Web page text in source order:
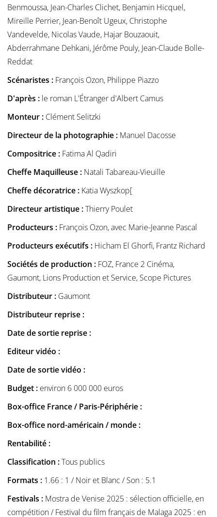
Benmoussa, Jean-Charles Clichet, Benjamin Hicquel,
Mireille Perrier, Jean-Benoît Ugeux, Christophe
Vandevelde, Nicolas Vaude, Hajar Bouzaouit,
Abderrahmane Dehkani, Jérôme Pouly, Jean-Claude Bolle-
Reddat
Scénaristes : François Ozon, Philippe Piazzo
D'après : le roman L'Étranger d'Albert Camus
Monteur : Clément Selitzki
Directeur de la photographie : Manuel Dacosse
Compositrice : Fatima Al Qadiri
Cheffe Maquilleuse : Natali Tabareau-Vieuille
Cheffe décoratrice : Katia Wyszkop[
Directeur artistique :Thierry Poulet
Producteurs : François Ozon, avec Marie-Jeanne Pascal
Producteurs exécutifs : Hicham El Ghorfi, Frantz Richard
Sociétés de production : FOZ, France 2 Cinéma,
Gaumont, Lions Production et Service, Scope Pictures
Distributeur : Gaumont
Distributeur reprise :
Date de sortie reprise :
Editeur vidéo :
Date de sortie vidéo :
Budget : environ 6 000 000 euros
Box-office France / Paris-Périphérie :
Box-office nord-américain / monde :
Rentabilité :
Classification :Tous publics
Formats : 1.66 : 1 / Noir et Blanc / Son : 5.1
Festivals : Mostra de Venise 2025 : sélection officielle, en
compétition / Festival du film français de Malaga 2025 : en